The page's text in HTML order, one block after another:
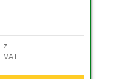
z
VAT